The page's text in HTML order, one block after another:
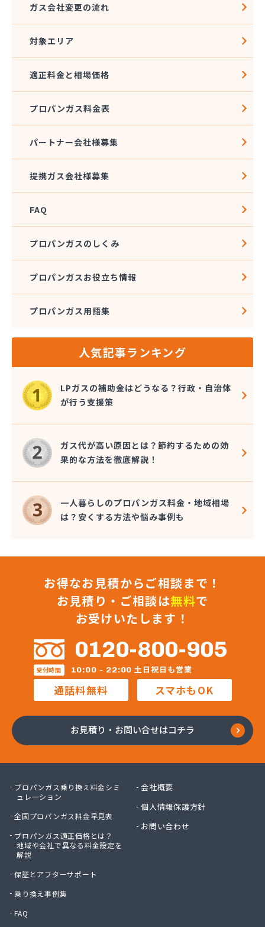
ガス会社変更の流れ
対象エリア
適正料金と相場価格
プロパンガス料金表
パートナー会社様募集
提携ガス会社様募集
FAQ
プロパンガスのしくみ
プロパンガスお役立ち情報
プロパンガス用語集
人気記事ランキング
LPガスの補助金はどうなる？行政・自治体
が行う支援策
ガス代が高い原因とは？節約するための効
果的な方法を徹底解説！
一人暮らしのプロパンガス料金・地域相場
は？安くする方法や悩み事例も
お得なお見積からご相談まで！
お見積り・ご相談は無料で
お受けいたします！
0120-800-905
受付時間 10:00 - 22:00 土日祝日も営業
通話料無料 スマホもOK
お見積り・お問い合せはコチラ
プロパンガス乗り換え料金シミ
ュレーション
全国プロパンガス料金早見表
プロパンガス適正価格とは？
地域や会社で異なる料金設定を
解説
保証とアフターサポート
乗り換え事例集
FAQ
会社概要
個人情報保護方針
お問い合わせ